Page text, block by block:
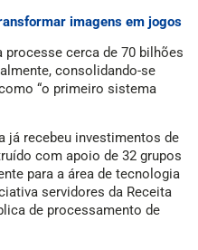
imagens em jogos
cerca de 70 bilhões
consolidando-se
“o primeiro sistema
já recebeu investimentos de
com apoio de 32 grupos
para a área de tecnologia
servidores da Receita
de processamento de